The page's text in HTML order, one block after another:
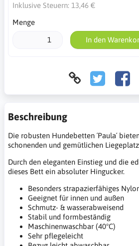
Inklusive Steuern: 13,46 €
Menge
In den
Beschreibung
Die robusten Hundebetten ´Paula´
schonenden und gemütlichen
Durch den eleganten Einstieg und die
dieses Bett ein absoluter Hingucker.
Besonders strapazierfähiges
Geeignet für innen und außen
Schmutz- & wasserabweisend
Stabil und formbeständig
Maschinenwaschbar (40°C)
Sehr pflegeleicht